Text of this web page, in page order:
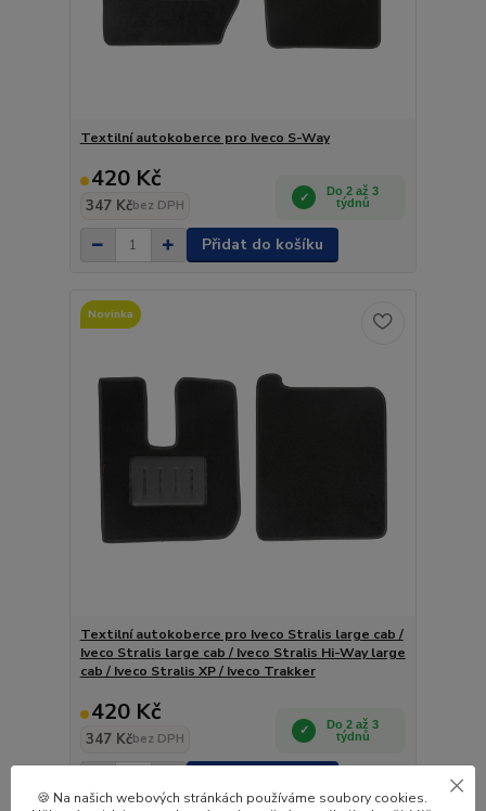
Textilní autokoberce pro Iveco S-Way
420 Kč
347 Kčbez DPH
Do 2 až 3
týdnů
Přidat do košíku
Novinka
Textilní autokoberce pro Iveco Stralis large cab /
Iveco Stralis large cab / Iveco Stralis Hi-Way large
cab / Iveco Stralis XP / Iveco Trakker
420 Kč
347 Kčbez DPH
Do 2 až 3
týdnů
🍪 Na našich webových stránkách používáme soubory cookies.